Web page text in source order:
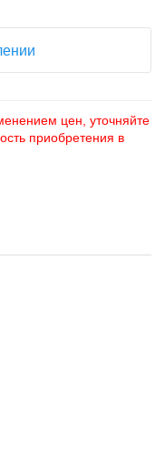
цен, уточняйте
приобретения в